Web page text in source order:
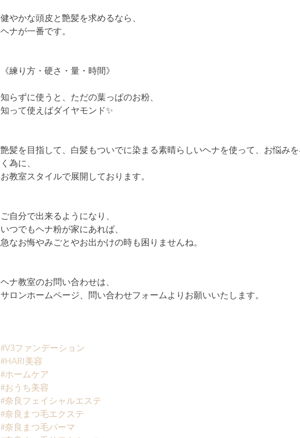
健やかな頭皮と艶髪を求めるなら、
ヘナが一番です。
《練り方・硬さ・量・時間》
知らずに使うと、ただの葉っぱのお粉、
知って使えばダイヤモンド✨
艶髪を目指して、白髪もついでに染まる素晴らしいヘナを使って、お悩み
く為に、
お教室スタイルで展開しております。
ご自分で出来るようになり、
いつでもヘナ粉が家にあれば、
急なお悔やみごとやお出かけの時も困りませんね。
ヘナ教室のお問い合わせは、
サロンホームページ、問い合わせフォームよりお願いいたします。
#V3ファンデーション
#HARI美容
#ホームケア
#おうち美容
#奈良フェイシャルエステ
#奈良まつ毛エクステ
#奈良まつ毛パーマ